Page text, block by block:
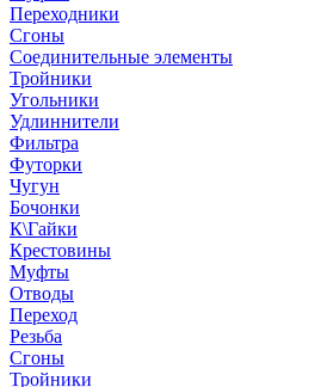
Переходники
Сгоны
Соединительные элементы
Тройники
Угольники
Удлиннители
Фильтра
Футорки
Чугун
Бочонки
К\Гайки
Крестовины
Муфты
Отводы
Переход
Резьба
Сгоны
Тройники